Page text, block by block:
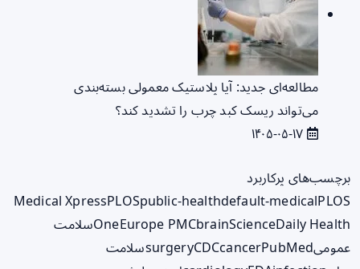
مطالعه‌ای جدید: آیا پلاستیک معمولی بسته‌بندی
می‌تواند ریسک کبد چرب را تشدید کند؟
برچسب‌های پرکاربرد
Medical XpressPLOSpublic-healthdefault-medicalPLOS
OneEurope PMCbrainScienceDaily Health
سلامت
عمومی
surgeryCDCcancerPubMed
سلامت